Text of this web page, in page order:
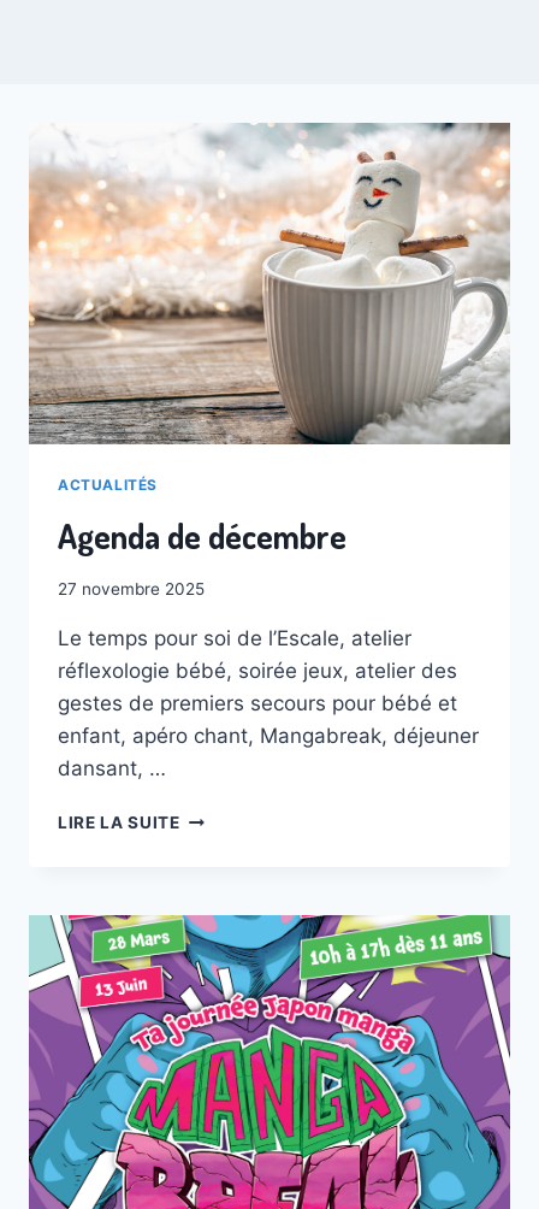
ACTUALITÉS
Agenda de décembre
27 novembre 2025
Le temps pour soi de l’Escale, atelier
réflexologie bébé, soirée jeux, atelier des
gestes de premiers secours pour bébé et
enfant, apéro chant, Mangabreak, déjeuner
dansant, …
LIRE LA SUITE AGENDA